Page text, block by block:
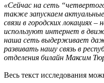
«Сейчас на сеть
также запускаем
связи в городских
используют интернет в
наша сеть выдерживает
развивать нашу связь в
отделения билайн Максим
Весь текст исследования